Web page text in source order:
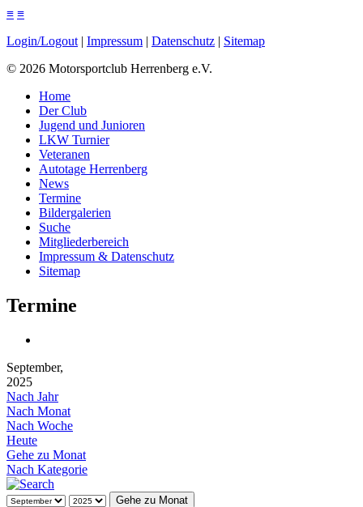
≡ ≡
Login/Logout | Impressum | Datenschutz | Sitemap
© 2026 Motorsportclub Herrenberg e.V.
Home
Der Club
Jugend und Junioren
LKW Turnier
Veteranen
Autotage Herrenberg
News
Termine
Bildergalerien
Suche
Mitgliederbereich
Impressum & Datenschutz
Sitemap
Termine
September,
2025
Nach Jahr
Nach Monat
Nach Woche
Heute
Gehe zu Monat
Nach Kategorie
Gehe zu Monat